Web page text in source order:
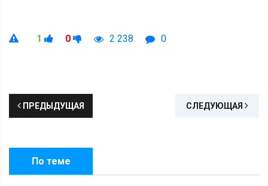
1 0 2 238 0
ПРЕДЫДУЩАЯ СЛЕДУЮЩАЯ
По теме